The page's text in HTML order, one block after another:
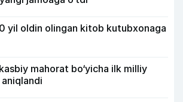
yil oldin olingan kitob kutubxonaga
mahorat bo‘yicha ilk milliy